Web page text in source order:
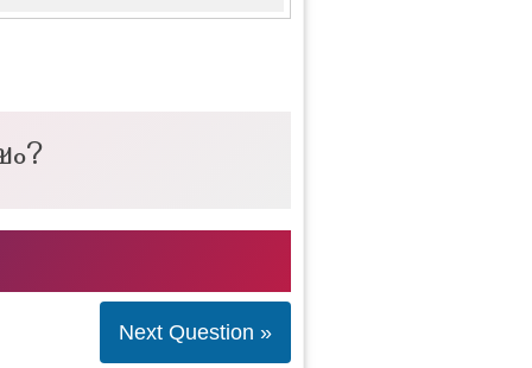
Next Question »